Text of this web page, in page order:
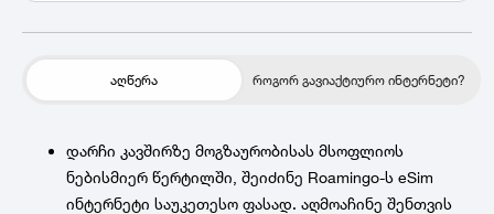
აღწერა როგორ გავიაქტიურო ინტერნეტი?
დარჩი კავშირზე მოგზაურობისას მსოფლიოს
ნებისმიერ წერტილში, შეიძინე Roamingo-ს eSim
ინტერნეტი საუკეთესო ფასად. აღმოაჩინე შენთვის